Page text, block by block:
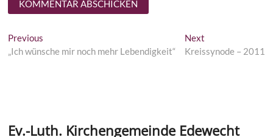
Beitragsnavigation
Previous
post:
„Ich wünsche mir noch mehr Lebendigkeit“
NextNext
post:
Kreissynode – 2011
Ev.-Luth. Kirchengemeinde Edewecht